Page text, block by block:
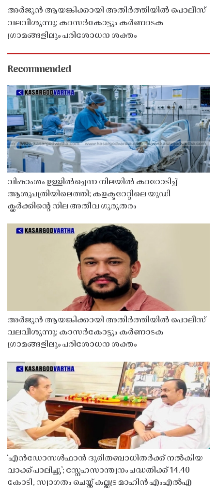
അർജുൻ ആയങ്കിക്കായി അതിർത്തിയിൽ പൊലീസ്
വലവീശുന്നു; കാസർകോട്ടും കർണാടക
ഗ്രാമങ്ങളിലും പരിശോധന ശക്തം
Recommended
വിഷാംശം ഉള്ളിൽച്ചെന്ന നിലയിൽ കാറോടിച്ച്
ആശുപത്രിയിലെത്തി; കളക്ടറേറ്റിലെ യുഡി
ക്ലർക്കിൻ്റെ നില അതീവ ഗുരുതരം
അർജുൻ ആയങ്കിക്കായി അതിർത്തിയിൽ പൊലീസ്
വലവീശുന്നു; കാസർകോട്ടും കർണാടക
ഗ്രാമങ്ങളിലും പരിശോധന ശക്തം
‘എൻഡോസൾഫാൻ ദുരിതബാധിതർക്ക് നൽകിയ
വാക്ക് പാലിച്ചു’; സ്നേഹസാന്ത്വനം പദ്ധതിക്ക് 14.40
കോടി, സ്വാഗതം ചെയ്ത് കല്ലട്ര മാഹിൻ എംഎൽഎ